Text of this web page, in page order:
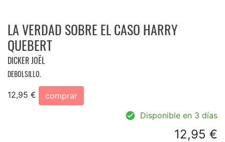
LA VERDAD SOBRE EL CASO HARRY
QUEBERT
DICKER JOËL
DEBOLSILLO.
12,95 €
comprar
Disponible en 3 días
12,95 €